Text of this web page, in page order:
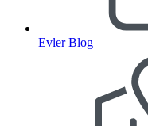
Evler Blog